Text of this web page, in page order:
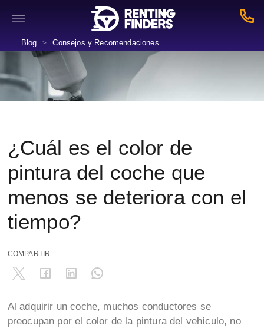
Blog > Consejos y Recomendaciones
¿Cuál es el color de
pintura del coche que
menos se deteriora con el
tiempo?
COMPARTIR
Al adquirir un coche, muchos conductores se
preocupan por el color de la pintura del vehículo, no